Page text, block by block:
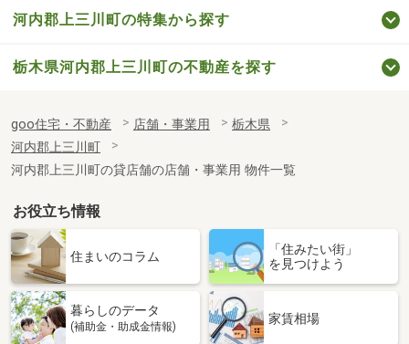
河内郡上三川町の特集から探す
栃木県河内郡上三川町の不動産を探す
goo住宅・不動産 店舗・事業用
栃木県
河内郡上三川町
河内郡上三川町の貸店舗の店舗・事業用 物件一覧
お役立ち情報
住まいのコラム
「住みたい街」
を見つけよう
暮らしのデータ
(補助金・助成金情報)
家賃相場